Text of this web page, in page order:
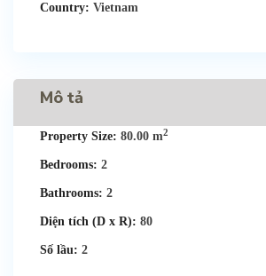
Country: Vietnam
Mô tả
Property Size: 80.00 m2
Bedrooms: 2
Bathrooms: 2
Diện tích (D x R): 80
Số lầu: 2